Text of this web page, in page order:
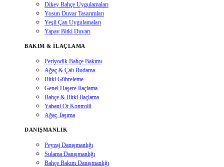
Dikey Bahçe Uygulamaları
Yosun Duvar Tasarımları
Yeşil Çatı Uygulamaları
Yapay Bitki Duvarı
BAKIM & İLAÇLAMA
Periyodik Bahçe Bakımı
Ağaç & Çalı Budama
Bitki Gübreleme
Genel Haşere İlaçlama
Bahçe & Bitki İlaçlama
Yabani Ot Kontrolü
Ağaç Taşıma
DANIŞMANLIK
Peyzaj Danışmanlığı
Sulama Danışmanlığı
Bahçe Bakım Danışmanlığı